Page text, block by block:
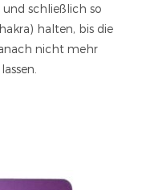
schließlich so
halten, bis die
nicht mehr